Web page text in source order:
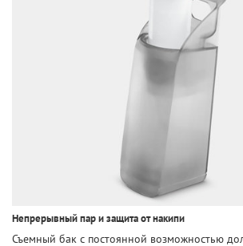
Непрерывный пар и защита от накипи
Съемный бак с постоянной возможностью